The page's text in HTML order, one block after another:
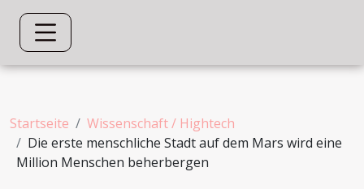
Startseite
Wissenschaft / Hightech
Die erste menschliche Stadt auf dem Mars wird eine
Million Menschen beherbergen